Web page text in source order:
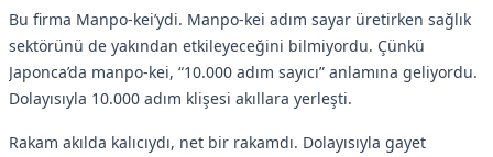
Bu firma Manpo-kei’ydi. Manpo-kei adım sayar üretirken sağlık
sektörünü de yakından etkileyeceğini bilmiyordu. Çünkü
Japonca’da manpo-kei, “10.000 adım sayıcı” anlamına geliyordu.
Dolayısıyla 10.000 adım klişesi akıllara yerleşti.
Rakam akılda kalıcıydı, net bir rakamdı. Dolayısıyla gayet